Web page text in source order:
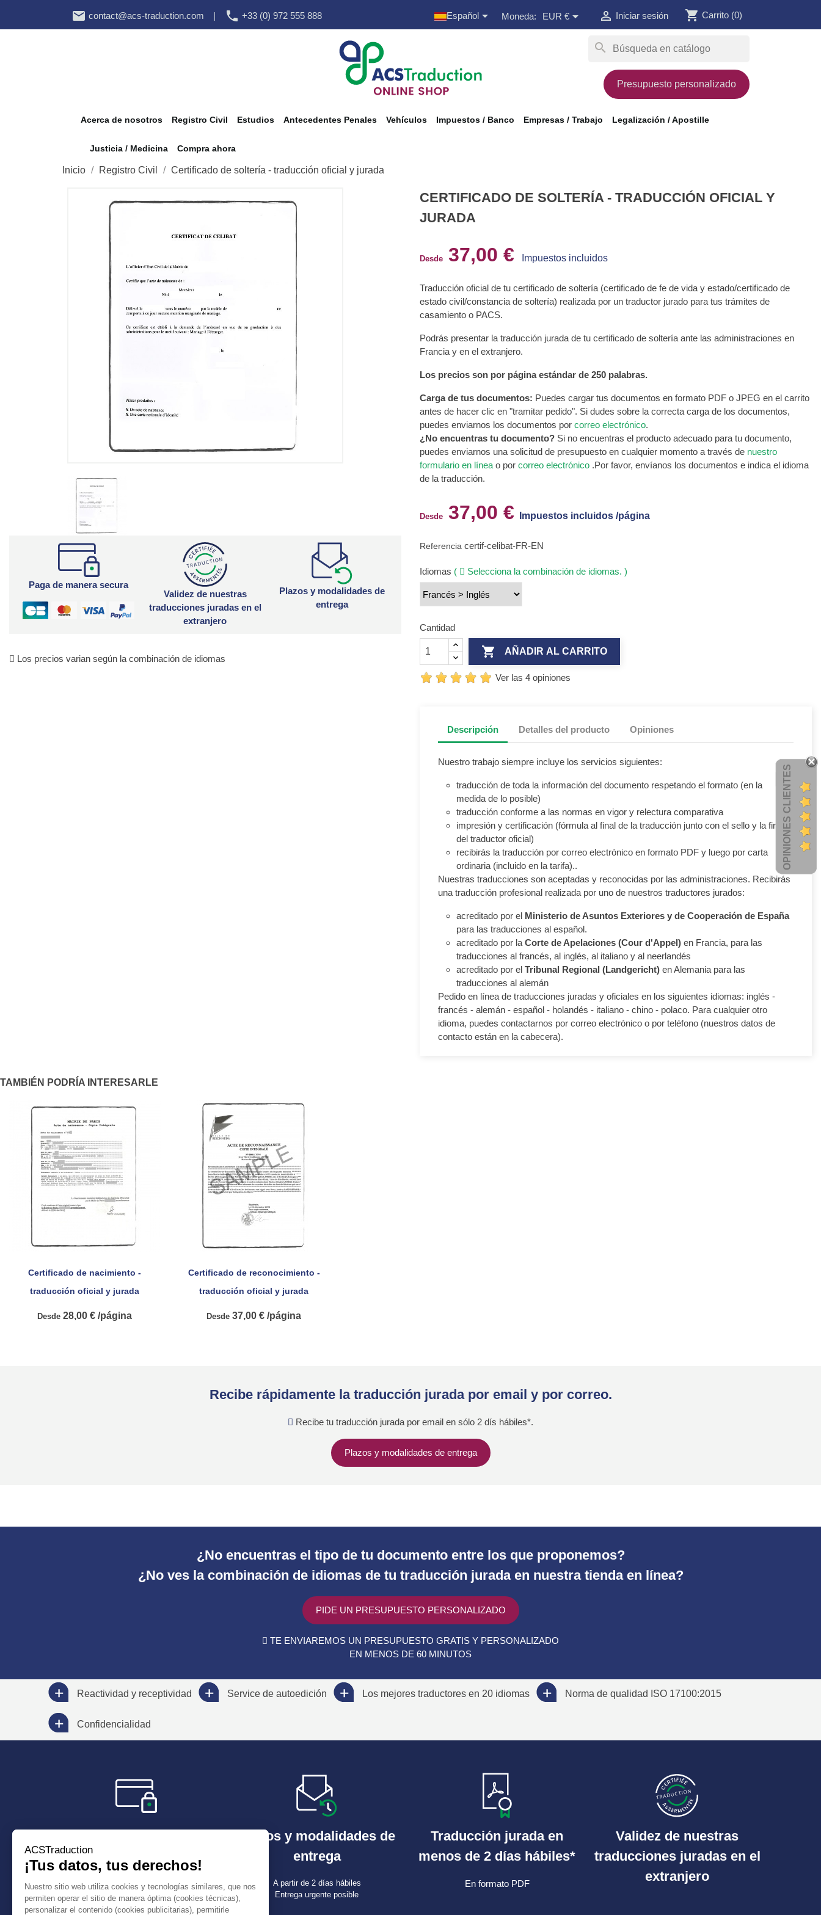
 contact@acs-traduction.com |  +33 (0) 972 555 888 Español Moneda: EUR €  Iniciar sesión shopping_cart Carrito (0)
search
Presupuesto personalizado
Acerca de nosotros Registro Civil Estudios Antecedentes Penales Vehículos Impuestos / Banco Empresas / Trabajo Legalización / Apostille
Justicia / Medicina Compra ahora
Inicio Registro Civil Certificado de soltería - traducción oficial y jurada
Paga de manera secura
Validez de nuestras
traducciones juradas en el
extranjero
Plazos y modalidades de
entrega
Los precios varian según la combinación de idiomas
CERTIFICADO DE SOLTERÍA - TRADUCCIÓN OFICIAL Y
JURADA
Desde 37,00 € Impuestos incluidos
Traducción oficial de tu certificado de soltería (certificado de fe de vida y estado/certificado de
estado civil/constancia de soltería) realizada por un traductor jurado para tus trámites de
casamiento o PACS.
Podrás presentar la traducción jurada de tu certificado de soltería ante las administraciones en
Francia y en el extranjero.
Los precios son por página estándar de 250 palabras.
Carga de tus documentos: Puedes cargar tus documentos en formato PDF o JPEG en el carrito
antes de hacer clic en "tramitar pedido". Si dudes sobre la correcta carga de los documentos,
puedes enviarnos los documentos por correo electrónico.
¿No encuentras tu documento? Si no encuentras el producto adecuado para tu documento,
puedes enviarnos una solicitud de presupuesto en cualquier momento a través de nuestro
formulario en línea o por correo electrónico .Por favor, envíanos los documentos e indica el idioma
de la traducción.
Desde 37,00 € Impuestos incluidos /página
Referencia certif-celibat-FR-EN
Idiomas ( Selecciona la combinación de idiomas. )
Cantidad
 AÑADIR AL CARRITO
Ver las 4 opiniones
Descripción Detalles del producto Opiniones
Nuestro trabajo siempre incluye los servicios siguientes:
traducción de toda la información del documento respetando el formato (en la
medida de lo posible)
traducción conforme a las normas en vigor y relectura comparativa
impresión y certificación (fórmula al final de la traducción junto con el sello y la firma
del traductor oficial)
recibirás la traducción por correo electrónico en formato PDF y luego por carta
ordinaria (incluido en la tarifa)..
Nuestras traducciones son aceptadas y reconocidas por las administraciones. Recibirás
una traducción profesional realizada por uno de nuestros traductores jurados:
acreditado por el Ministerio de Asuntos Exteriores y de Cooperación de España
para las traducciones al español.
acreditado por la Corte de Apelaciones (Cour d'Appel) en Francia, para las
traducciones al francés, al inglés, al italiano y al neerlandés
acreditado por el Tribunal Regional (Landgericht) en Alemania para las
traducciones al alemán
Pedido en línea de traducciones juradas y oficiales en los siguientes idiomas: inglés -
francés - alemán - español - holandés - italiano - chino - polaco. Para cualquier otro
idioma, puedes contactarnos por correo electrónico o por teléfono (nuestros datos de
contacto están en la cabecera).
TAMBIÉN PODRÍA INTERESARLE
Certificado de nacimiento -
traducción oficial y jurada
Desde 28,00 € /página
 Vista rápida
Certificado de reconocimiento -
traducción oficial y jurada
Desde 37,00 € /página
 Vista rápida
Recibe rápidamente la traducción jurada por email y por correo.
Recibe tu traducción jurada por email en sólo 2 dís hábiles*.
Plazos y modalidades de entrega
¿No encuentras el tipo de tu documento entre los que proponemos?
¿No ves la combinación de idiomas de tu traducción jurada en nuestra tienda en línea?
PIDE UN PRESUPUESTO PERSONALIZADO
TE ENVIAREMOS UN PRESUPUESTO GRATIS Y PERSONALIZADO
EN MENOS DE 60 MINUTOS
Reactividad y receptividad Service de autoedición Los mejores traductores en 20 idiomas Norma de qualidad ISO 17100:2015
Confidencialidad
Plazos y modalidades de
entrega
A partir de 2 días hábiles
Entrega urgente posible
Traducción jurada en
menos de 2 días hábiles*
En formato PDF
Validez de nuestras
traducciones juradas en el
extranjero
OPINIONES CLIENTES